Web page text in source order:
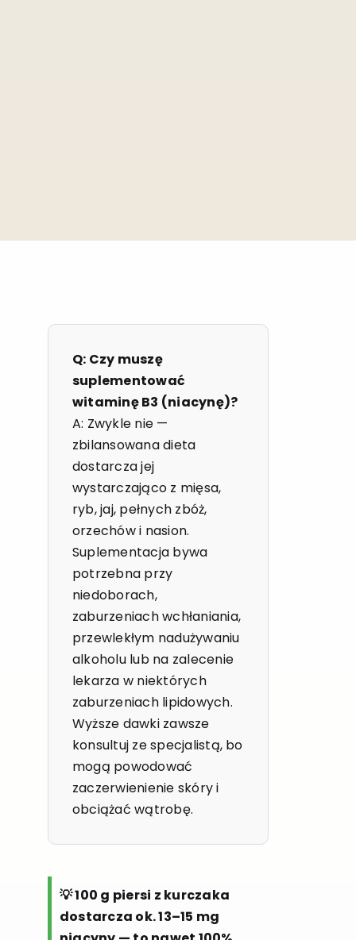
Q: Czy muszę
suplementować
witaminę B3 (niacynę)?
A: Zwykle nie —
zbilansowana dieta
dostarcza jej
wystarczająco z mięsa,
ryb, jaj, pełnych zbóż,
orzechów i nasion.
Suplementacja bywa
potrzebna przy
niedoborach,
zaburzeniach wchłaniania,
przewlekłym nadużywaniu
alkoholu lub na zalecenie
lekarza w niektórych
zaburzeniach lipidowych.
Wyższe dawki zawsze
konsultuj ze specjalistą, bo
mogą powodować
zaczerwienienie skóry i
obciążać wątrobę.
💡 100 g piersi z kurczaka
dostarcza ok. 13–15 mg